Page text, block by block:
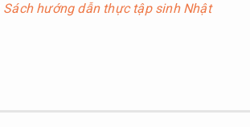
Sách hướng dẫn thực tập sinh Nhật